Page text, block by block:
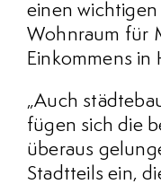
einen wichtigen
Wohnraum für
Einkommens in
„Auch
fügen sich die
überaus
Stadtteils ein,